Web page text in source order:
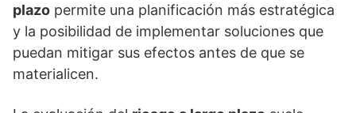
plazo permite una planificación más estratégica
y la posibilidad de implementar soluciones que
puedan mitigar sus efectos antes de que se
materialicen.